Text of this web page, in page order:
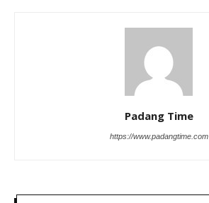
Padang Time
https://www.padangtime.com